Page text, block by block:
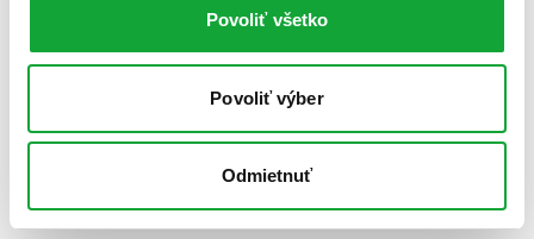
Povoliť všetko
Povoliť výber
Odmietnuť